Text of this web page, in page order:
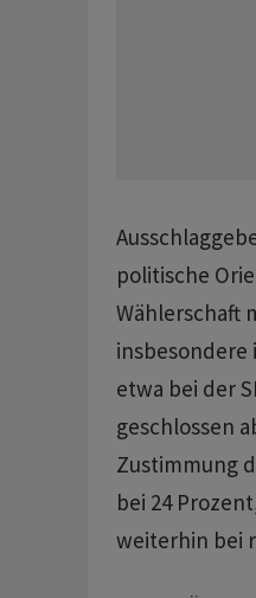
politische
Wählerschaft
etwa bei der
geschlossen
Zustimmung
bei 24
weiterhin bei